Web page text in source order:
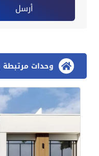
أرسل
وحدات مرتبطة